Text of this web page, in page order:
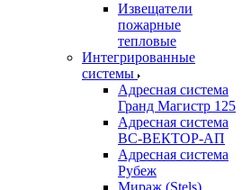
Извещатели
пожарные
тепловые
Интегрированные
системы
Адресная система
Гранд Магистр 125
Адресная система
ВС-ВЕКТОР-АП
Адресная система
Рубеж
Мираж (Stels)